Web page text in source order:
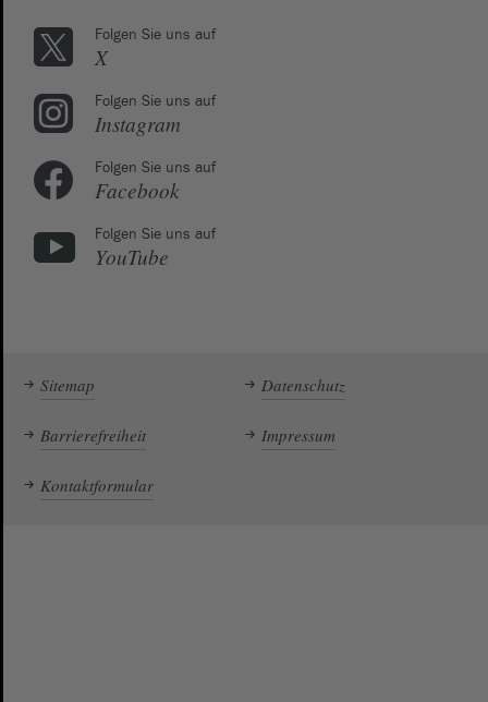
Folgen Sie uns auf
X
Folgen Sie uns auf
Instagram
Folgen Sie uns auf
Facebook
Folgen Sie uns auf
YouTube
Sitemap Datenschutz
Barrierefreiheit Impressum
Kontaktformular